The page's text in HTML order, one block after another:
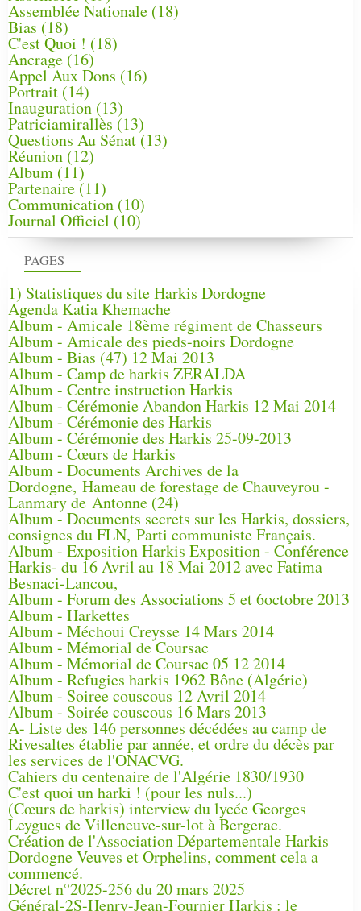
PAGES
1) Statistiques du site Harkis Dordogne
Agenda Katia Khemache
Album - Amicale 18ème régiment de Chasseurs
Album - Amicale des pieds-noirs Dordogne
Album - Bias (47) 12 Mai 2013
Album - Camp de harkis ZERALDA
Album - Centre instruction Harkis
Album - Cérémonie Abandon Harkis 12 Mai 2014
Album - Cérémonie des Harkis
Album - Cérémonie des Harkis 25-09-2013
Album - Cœurs de Harkis
Album - Documents Archives de la
Dordogne, Hameau de forestage de Chauveyrou -
Lanmary de Antonne (24)
Album - Documents secrets sur les Harkis, dossiers,
consignes du FLN, Parti communiste Français.
Album - Exposition Harkis Exposition - Conférence
Harkis- du 16 Avril au 18 Mai 2012 avec Fatima
Besnaci-Lancou,
Album - Forum des Associations 5 et 6octobre 2013
Album - Harkettes
Album - Méchoui Creysse 14 Mars 2014
Album - Mémorial de Coursac
Album - Mémorial de Coursac 05 12 2014
Album - Refugies harkis 1962 Bône (Algérie)
Album - Soiree couscous 12 Avril 2014
Album - Soirée couscous 16 Mars 2013
A- Liste des 146 personnes décédées au camp de
Rivesaltes établie par année, et ordre du décès par
les services de l'ONACVG.
Cahiers du centenaire de l'Algérie 1830/1930
C'est quoi un harki ! (pour les nuls...)
(Cœurs de harkis) interview du lycée Georges
Leygues de Villeneuve-sur-lot à Bergerac.
Création de l'Association Départementale Harkis
Dordogne Veuves et Orphelins, comment cela a
commencé.
Décret n°2025-256 du 20 mars 2025
Général-2S-Henry-Jean-Fournier Harkis : le
Assemblée Nationale (18)
Bias (18)
C'est Quoi ! (18)
Ancrage (16)
Appel Aux Dons (16)
Portrait (14)
Inauguration (13)
Patriciamirallès (13)
Questions Au Sénat(13)
Réunion (12)
Album (11)
Partenaire(11)
Communication (10)
Journal Officiel (10)